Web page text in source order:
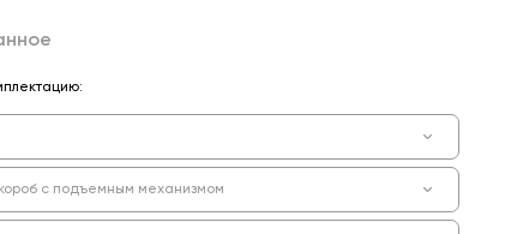
с подъемным механизмом